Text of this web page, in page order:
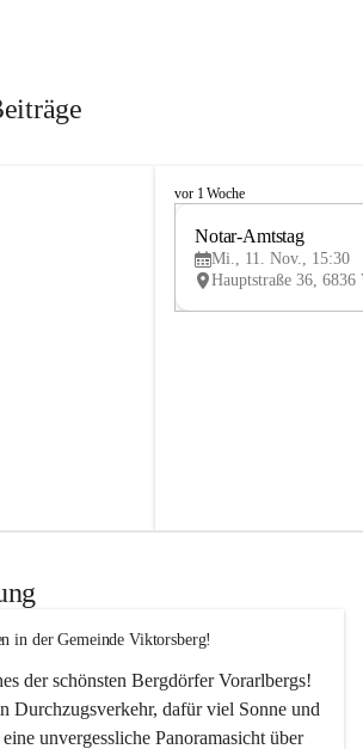
V
vor 1 Woche
Notar-Amtstag
Mi., 11. Nov., 15:30
in der Gemeinde Viktorsberg!
der schönsten Bergdörfer Vorarlbergs!
Durchzugsverkehr, dafür viel Sonne und
unvergessliche Panoramasicht über